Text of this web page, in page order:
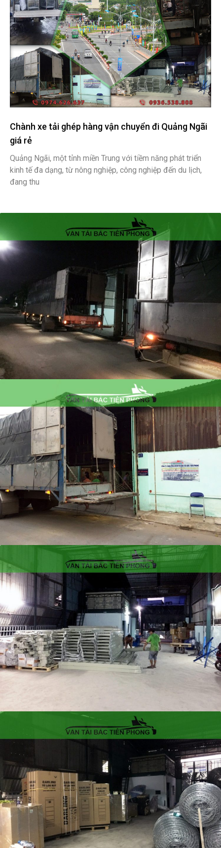
Chành xe tải ghép hàng vận chuyển đi Quảng Ngãi
giá rẻ
Quảng Ngãi, một tỉnh miền Trung với tiềm năng phát triển
kinh tế đa dạng, từ nông nghiệp, công nghiệp đến du lịch,
đang thu